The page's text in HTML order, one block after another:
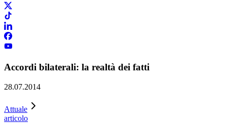
Accordi bilaterali: la realtà dei fatti
28.07.2014
Attuale
articolo